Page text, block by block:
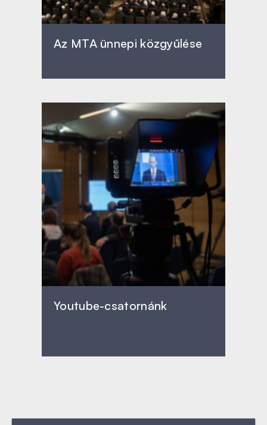
Az MTA ünnepi közgyűlése
Youtube-csatornánk